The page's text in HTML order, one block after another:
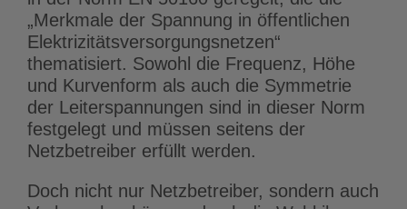
„Merkmale der Spannung in öffentlichen
Elektrizitätsversorgungsnetzen“
thematisiert. Sowohl die Frequenz, Höhe
und Kurvenform als auch die Symmetrie
der Leiterspannungen sind in dieser Norm
festgelegt und müssen seitens der
Netzbetreiber erfüllt werden.
Doch nicht nur Netzbetreiber, sondern auch